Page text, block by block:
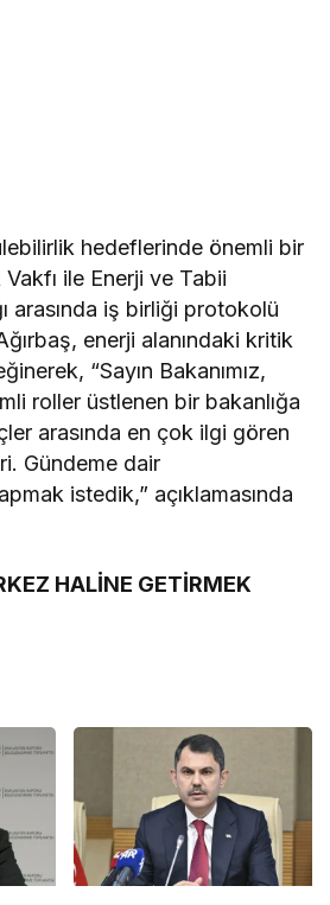
hedeflerinde önemli bir
Vakfı ile Enerji ve Tabii
arasında iş birliği protokolü
enerji alanındaki kritik
“Sayın Bakanımız,
roller üstlenen bir bakanlığa
arasında en çok ilgi gören
Gündeme dair
istedik,” açıklamasında
HALİNE GETİRMEK